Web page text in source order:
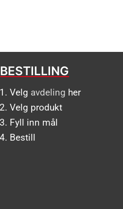
BESTILLING
Velg avdeling her
Velg produkt
Fyll inn mål
Bestill